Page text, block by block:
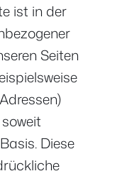
ist in der
Seiten
Diese